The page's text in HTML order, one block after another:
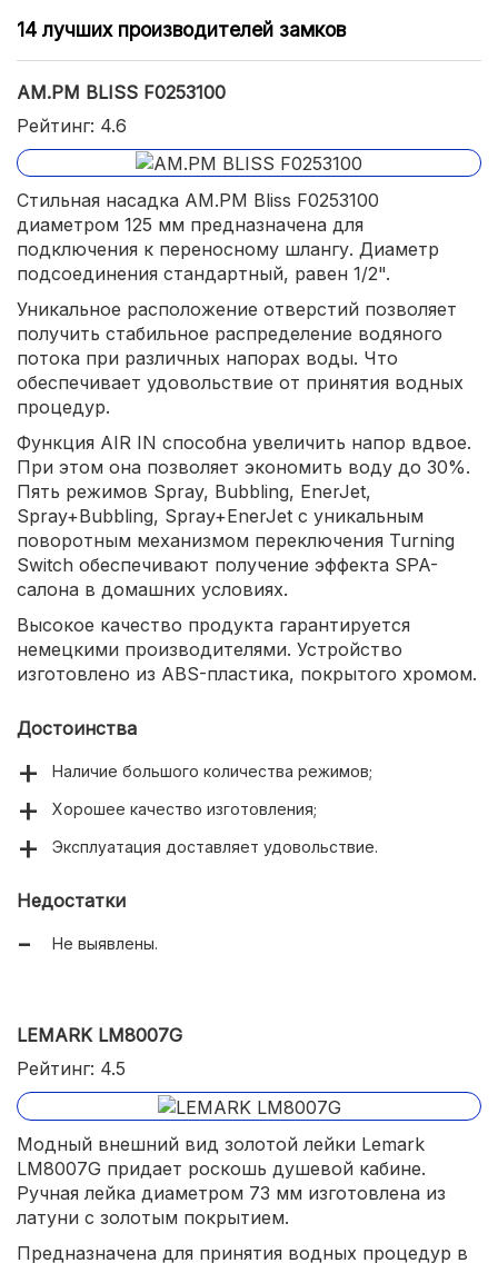
14 лучших производителей замков
AM.PM BLISS F0253100
Рейтинг: 4.6
Стильная насадка AM.PM Bliss F0253100
диаметром 125 мм предназначена для
подключения к переносному шлангу. Диаметр
подсоединения стандартный, равен 1/2".
Уникальное расположение отверстий позволяет
получить стабильное распределение водяного
потока при различных напорах воды. Что
обеспечивает удовольствие от принятия водных
процедур.
Функция AIR IN способна увеличить напор вдвое.
При этом она позволяет экономить воду до 30%.
Пять режимов Spray, Bubbling, EnerJet,
Spray+Bubbling, Spray+EnerJet с уникальным
поворотным механизмом переключения Turning
Switch обеспечивают получение эффекта SPA-
салона в домашних условиях.
Высокое качество продукта гарантируется
немецкими производителями. Устройство
изготовлено из ABS-пластика, покрытого хромом.
Достоинства
Наличие большого количества режимов;
Хорошее качество изготовления;
Эксплуатация доставляет удовольствие.
Недостатки
Не выявлены.
LEMARK LM8007G
Рейтинг: 4.5
Модный внешний вид золотой лейки Lemark
LM8007G придает роскошь душевой кабине.
Ручная лейка диаметром 73 мм изготовлена из
латуни с золотым покрытием.
Предназначена для принятия водных процедур в